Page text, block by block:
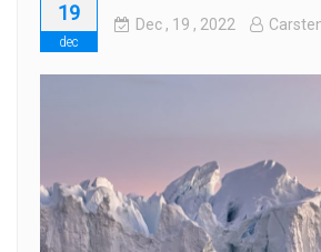
19
dec
Dec , 19 , 2022